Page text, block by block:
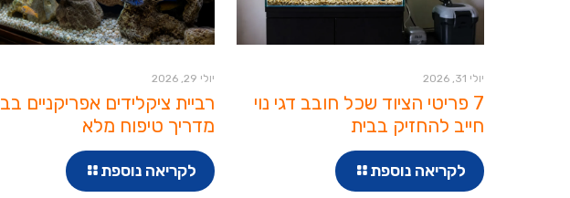
יולי 31, 2026
7 פריטי הציוד שכל חובב דגי נוי
חייב להחזיק בבית
לקריאה נוספת
יולי 29, 2026
רביית ציקלידים אפריקניים
מדריך טיפוח מלא
לקריאה נוספת